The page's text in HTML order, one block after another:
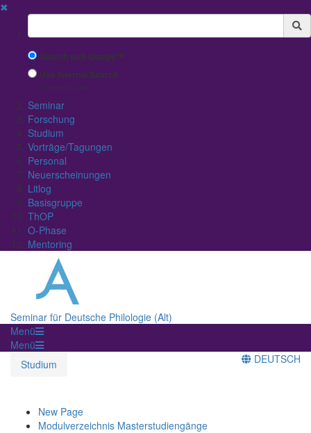
✖
Suchbegriff
Search with Google™
Use Internal Search
(limited result quality)
Seminar
Forschung
Studium
Vorträge/Tagungen
Personal
Neuerscheinungen
Litlog
Basisgruppe
ThOP
O-Phase
Mentoring
Seminar für Deutsche Philologie (Alt)
Menü
Menü
Studium
DEUTSCH
New Page
Modulverzeichnis Masterstudiengänge